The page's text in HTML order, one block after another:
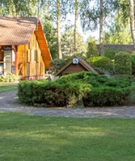
2 3 4